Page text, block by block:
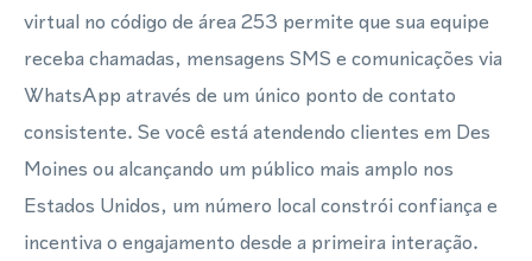
virtual no código de área 253 permite que sua equipe
receba chamadas, mensagens SMS e comunicações via
WhatsApp através de um único ponto de contato
consistente. Se você está atendendo clientes em Des
Moines ou alcançando um público mais amplo nos
Estados Unidos, um número local constrói confiança e
incentiva o engajamento desde a primeira interação.